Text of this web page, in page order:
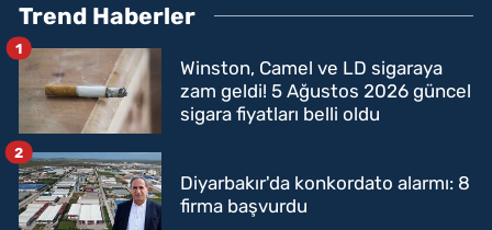
Trend Haberler
Winston, Camel ve LD sigaraya
zam geldi! 5 Ağustos 2026 güncel
sigara fiyatları belli oldu
1
Diyarbakır'da konkordato alarmı: 8
firma başvurdu
2